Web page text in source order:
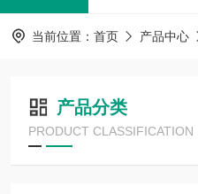
当前位置： 首页 产品中心
产品分类
PRODUCT CLASSIFICATION